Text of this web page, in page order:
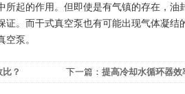
起的作用。但即使是有气镇的存在，油
证。而干式真空泵也有可能出现气体凝
泵。
？ 下一篇： 提高冷却水循环器效